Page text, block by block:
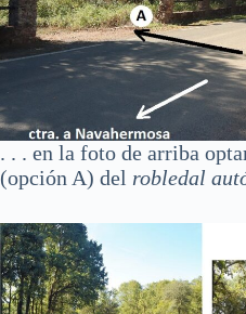
. . . en la foto de arriba
(opción A) del robledal